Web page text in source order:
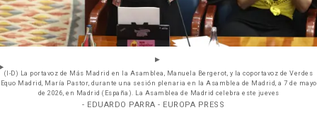
(I-D) La portavoz de Más Madrid en la Asamblea, Manuela Bergerot, y la coportavoz de Verdes
Equo Madrid, María Pastor, durante una sesión plenaria en la Asamblea de Madrid, a 7 de mayo
de 2026, en Madrid (España). La Asamblea de Madrid celebra este jueves
- EDUARDO PARRA - EUROPA PRESS